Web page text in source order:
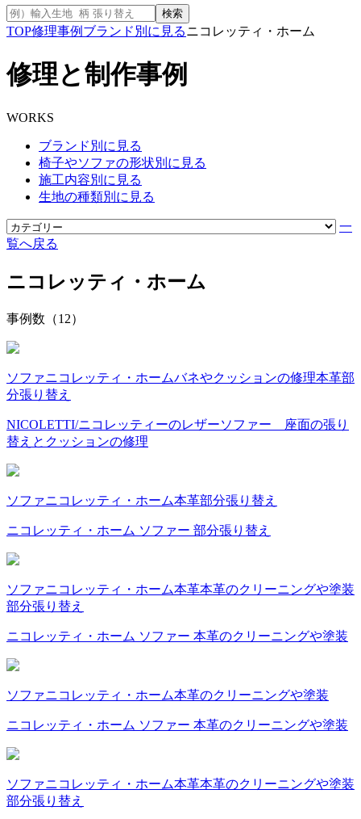
検索
TOP修理事例 ブランド別に見るニコレッティ・ホーム
修理と制作事例
WORKS
ブランド別に見る
椅子やソファの形状別に見る
施工内容別に見る
生地の種類別に見る
一
覧へ戻る
ニコレッティ・ホーム
事例数（12）
ソファニコレッティ・ホームバネやクッションの修理本革部
分張り替え
NICOLETTI/ニコレッティーのレザーソファー 座面の張り
替えとクッションの修理
ソファニコレッティ・ホーム本革部分張り替え
ニコレッティ・ホーム ソファー 部分張り替え
ソファニコレッティ・ホーム本革本革のクリーニングや塗装
部分張り替え
ニコレッティ・ホーム ソファー 本革のクリーニングや塗装
ソファニコレッティ・ホーム本革のクリーニングや塗装
ニコレッティ・ホーム ソファー 本革のクリーニングや塗装
ソファニコレッティ・ホーム本革本革のクリーニングや塗装
部分張り替え